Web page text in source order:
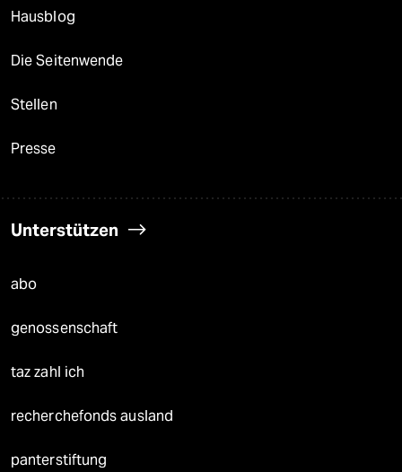
Hausblog
Die Seitenwende
Stellen
Presse
Unterstützen
abo
genossenschaft
taz zahl ich
recherchefonds ausland
panterstiftung